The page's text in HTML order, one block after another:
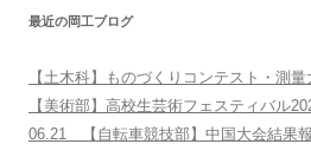
す
最近の岡工ブログ
【土木科】ものづくりコンテスト・測
【美術部】高校生芸術フェスティバル
06.21 【自転車競技部】中国大会結果